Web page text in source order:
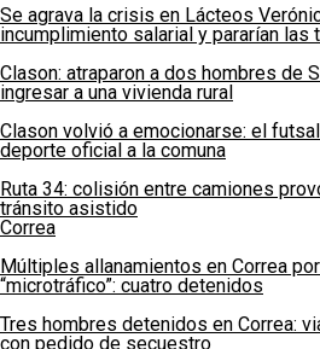
Se agrava la crisis en Lácteos
incumplimiento salarial y pararían las
Clason: atraparon a dos hombres de
ingresar a una vivienda rural
Clason volvió a emocionarse: el
deporte oficial a la comuna
Ruta 34: colisión entre camiones
tránsito asistido
Correa
Múltiples allanamientos en Correa
“microtráfico”: cuatro detenidos
Tres hombres detenidos en Correa:
con pedido de secuestro